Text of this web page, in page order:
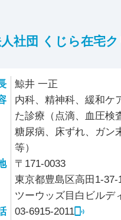
社団 くじら在宅
鯨井 一正
内科、精神科、緩和ケ
た診療（点滴、血圧検
糖尿病、床ずれ、ガン
等）
〒171-0033
東京都豊島区高田1-37-
ツーウッズ目白ビルデ
03-6915-2011